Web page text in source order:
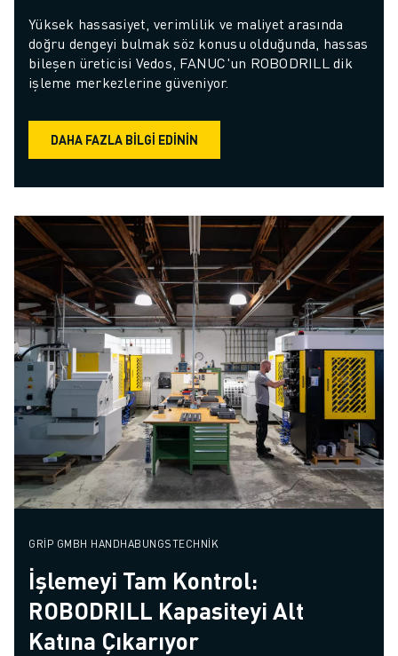
Yüksek hassasiyet, verimlilik ve maliyet arasında
doğru dengeyi bulmak söz konusu olduğunda, hassas
bileşen üreticisi Vedos, FANUC'un ROBODRILL dik
işleme merkezlerine güveniyor.
DAHA FAZLA BILGI EDININ
GRIP GMBH HANDHABUNGSTECHNIK
İşlemeyi Tam Kontrol:
ROBODRILL Kapasiteyi Alt
Katına Çıkarıyor